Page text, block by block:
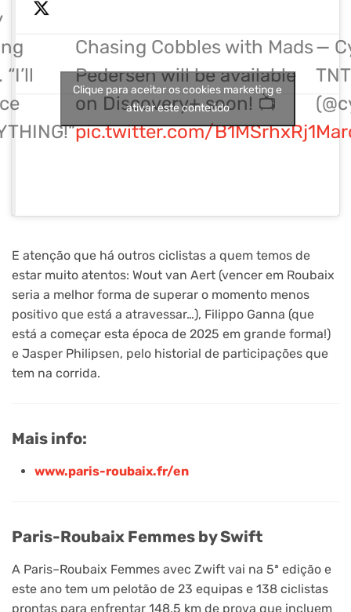
Chasing Cobbles with Mads
Pedersen will be available
on Discovery+ soon! 📺
pic.twitter.com/B1MSrhxRj1
—
Clique para aceitar os cookies marketing e
ativar este conteúdo
E atenção que há outros ciclistas a quem temos de
estar muito atentos: Wout van Aert (vencer em Roubaix
seria a melhor forma de superar o momento menos
positivo que está a atravessar…), Filippo Ganna (que
está a começar esta época de 2025 em grande forma!)
e Jasper Philipsen, pelo historial de participações que
tem na corrida.
Mais info:
www.paris-roubaix.fr/en
Paris-Roubaix Femmes by Swift
A Paris–Roubaix Femmes avec Zwift vai na 5ª edição e
este ano tem um pelotão de 23 equipas e 138 ciclistas
prontas para enfrentar 148,5 km de prova que incluem